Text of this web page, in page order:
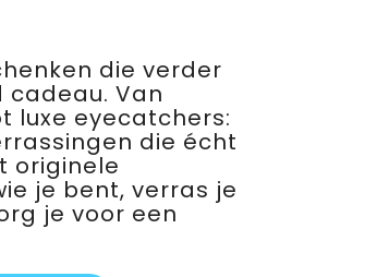
die verder
Van
luxe eyecatchers:
die écht
originele
je bent, verras je
je voor een